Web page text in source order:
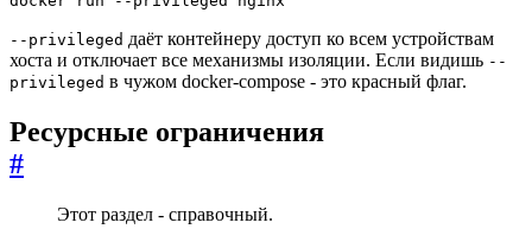
--privileged даёт контейнеру доступ ко всем устройствам
хоста и отключает все механизмы изоляции. Если видишь --
privileged в чужом docker-compose - это красный флаг.
Ресурсные ограничения
#
Этот раздел - справочный.